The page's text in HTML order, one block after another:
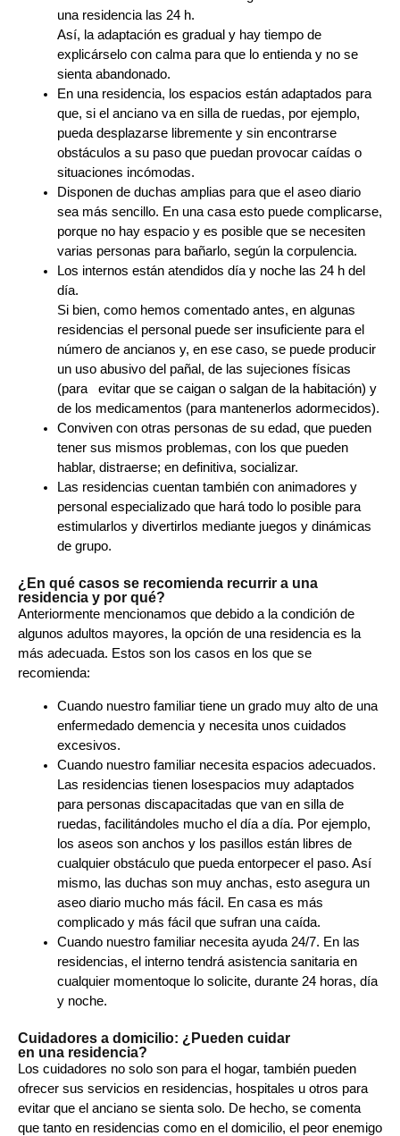
una residencia las 24 h.
Así, la adaptación es gradual y hay tiempo de
explicárselo con calma para que lo entienda y no se
sienta abandonado.
En una residencia, los espacios están adaptados para
que, si el anciano va en silla de ruedas, por ejemplo,
pueda desplazarse libremente y sin encontrarse
obstáculos a su paso que puedan provocar caídas o
situaciones incómodas.
Disponen de duchas amplias para que el aseo diario
sea más sencillo. En una casa esto puede complicarse,
porque no hay espacio y es posible que se necesiten
varias personas para bañarlo, según la corpulencia.
Los internos están atendidos día y noche las 24 h del
día.
Si bien, como hemos comentado antes, en algunas
residencias el personal puede ser insuficiente para el
número de ancianos y, en ese caso, se puede producir
un uso abusivo del pañal, de las sujeciones físicas
(para evitar que se caigan o salgan de la habitación) y
de los medicamentos (para mantenerlos adormecidos).
Conviven con otras personas de su edad, que pueden
tener sus mismos problemas, con los que pueden
hablar, distraerse; en definitiva, socializar.
Las residencias cuentan también con animadores y
personal especializado que hará todo lo posible para
estimularlos y divertirlos mediante juegos y dinámicas
de grupo.
¿En qué casos se recomienda recurrir a una
residencia y por qué?
Anteriormente mencionamos que debido a la condición de
algunos adultos mayores, la opción de una residencia es la
más adecuada. Estos son los casos en los que se
recomienda:
Cuando nuestro familiar tiene un grado muy alto de una
enfermedado demencia y necesita unos cuidados
excesivos.
Cuando nuestro familiar necesita espacios adecuados.
Las residencias tienen losespacios muy adaptados
para personas discapacitadas que van en silla de
ruedas, facilitándoles mucho el día a día. Por ejemplo,
los aseos son anchos y los pasillos están libres de
cualquier obstáculo que pueda entorpecer el paso. Así
mismo, las duchas son muy anchas, esto asegura un
aseo diario mucho más fácil. En casa es más
complicado y más fácil que sufran una caída.
Cuando nuestro familiar necesita ayuda 24/7. En las
residencias, el interno tendrá asistencia sanitaria en
cualquier momentoque lo solicite, durante 24 horas, día
y noche.
Cuidadores a domicilio: ¿Pueden cuidar
en una residencia?
Los cuidadores no solo son para el hogar, también pueden
ofrecer sus servicios en residencias, hospitales u otros para
evitar que el anciano se sienta solo. De hecho, se comenta
que tanto en residencias como en el domicilio, el peor enemigo